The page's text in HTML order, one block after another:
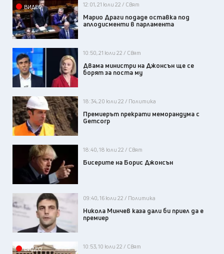
ВИДЕО 12:01, 21 юли 22 / Свят
Марио Драги подаде оставка под
аплодисменти в парламента
10:50, 21 юли 22 / Свят
Двама министри на Джонсън ще се
борят за поста му
18:34, 20 юли 22 / Политика
Премиерът прекрати меморандума с
Gemcorp
18:40, 18 юли 22 / Свят
Бисерите на Борис Джонсън
09:40, 16 юли 22 / Политика
Никола Минчев каза дали би приел да е
премиер
ВИДЕО 10:53, 10 юли 22 / Свят